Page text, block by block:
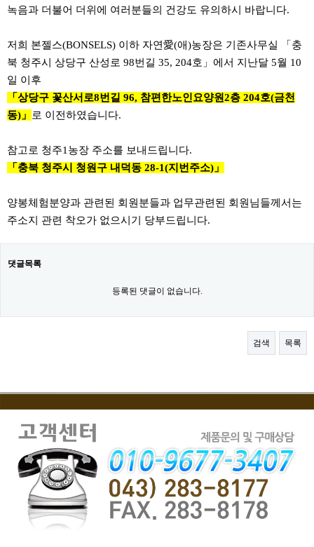
녹음과 더불어 더위에 여러분들의 건강도 유의하시 바랍니다.
저희 본젤스(BONSELS) 이하 자연愛(애)농장은 기존사무실 「충
북 청주시 상당구 산성로 98번길 35, 204호」에서 지난달 5월 10
일 이후
「상당구 꽃산서로8번길 96, 참편한노인요양원2층 204호(금천
동)」
로 이전하였습니다.
참고로 청주1농장 주소를 보내드립니다.
「충북 청주시 청원구 내덕동 28-1(지번주소)」
양봉체험분양과 관련된 회원분들과 업무관련된 회원님들께서는
주소지 관련 착오가 없으시기 당부드립니다.
댓글목록
등록된 댓글이 없습니다.
검색 목록